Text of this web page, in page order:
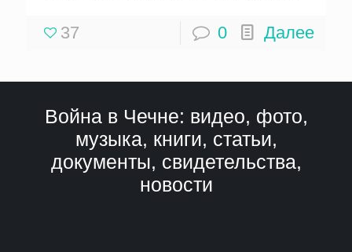
37 0 Далее
Война в Чечне: видео, фото,
музыка, книги, статьи,
документы, свидетельства,
новости